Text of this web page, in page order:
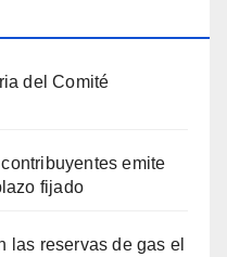
del Comité
emite
fijado
las reservas de gas el